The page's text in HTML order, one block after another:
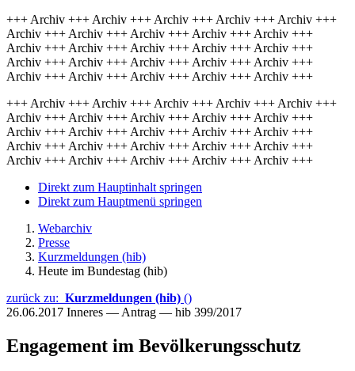
+++ Archiv +++ Archiv +++ Archiv +++ Archiv +++ Archiv +++
Archiv +++ Archiv +++ Archiv +++ Archiv +++ Archiv +++
Archiv +++ Archiv +++ Archiv +++ Archiv +++ Archiv +++
Archiv +++ Archiv +++ Archiv +++ Archiv +++ Archiv +++
Archiv +++ Archiv +++ Archiv +++ Archiv +++ Archiv +++
+++ Archiv +++ Archiv +++ Archiv +++ Archiv +++ Archiv +++
Archiv +++ Archiv +++ Archiv +++ Archiv +++ Archiv +++
Archiv +++ Archiv +++ Archiv +++ Archiv +++ Archiv +++
Archiv +++ Archiv +++ Archiv +++ Archiv +++ Archiv +++
Archiv +++ Archiv +++ Archiv +++ Archiv +++ Archiv +++
Direkt zum Hauptinhalt springen
Direkt zum Hauptmenü springen
Webarchiv
Presse
Kurzmeldungen (hib)
Heute im Bundestag (hib)
zurück zu: Kurzmeldungen (hib) ()
26.06.2017 Inneres — Antrag — hib 399/2017
Engagement im Bevölkerungsschutz